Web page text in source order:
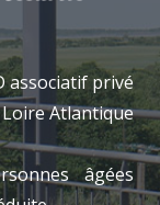
associatif privé
Atlantique
âgées